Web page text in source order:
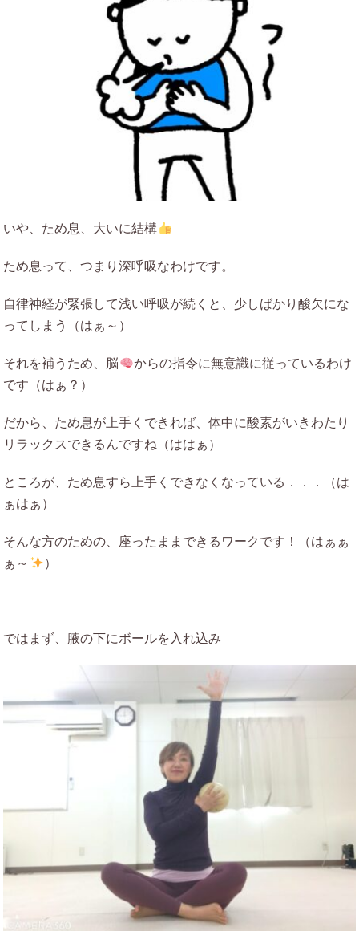
いや、ため息、大いに結構
ため息って、つまり深呼吸なわけです。
自律神経が緊張して浅い呼吸が続くと、少しばかり酸欠にな
ってしまう（はぁ～）
それを補うため、脳
からの指令に無意識に従っているわけ
です（はぁ？）
だから、ため息が上手くできれば、体中に酸素がいきわたり
リラックスできるんですね（ははぁ）
ところが、ため息すら上手くできなくなっている．．．（は
ぁはぁ）
そんな方のための、座ったままできるワークです！（はぁぁ
ぁ～
）
ではまず、腋の下にボールを入れ込み